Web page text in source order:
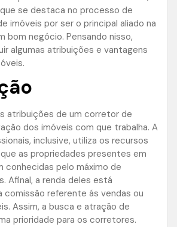
se destaca no processo de
imóveis por ser o principal aliado na
bom negócio. Pensando nisso,
algumas atribuições e vantagens
atribuições de um corretor de
dos imóveis com que trabalha. A
inclusive, utiliza os recursos
as propriedades presentes em
conhecidas pelo máximo de
Afinal, a renda deles está
comissão referente ás vendas ou
Assim, a busca e atração de
prioridade para os corretores.